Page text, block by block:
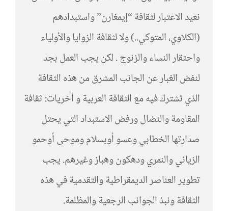
نعيد الاعتبار لثقافة “إيمغارن” واستبدادهم
(الكلاوي، المتوكي..) ولا لثقافة الزوايا والأولياء
واحتقار النساء والزنوج . لكن يجب العمل بجد
لنفض الغبار عن الجانب المشرق من هذه الثقافة
الذي تشترك فيه مع الثقافة العربية و أخريات: ثقافة
المقاومة والنضال ورفض الاستبداد التي يحتل
صدارتها الخطابي وعسو أوبسلام وموحى أوحمو
الزياني والنمري ودهكون وهباز وغيرهم. يجب
تطوير العناصر الديمقراطية والتقدمية في هذه
الثقافة ونبذ الجوانب الرجعية والمظلمة.